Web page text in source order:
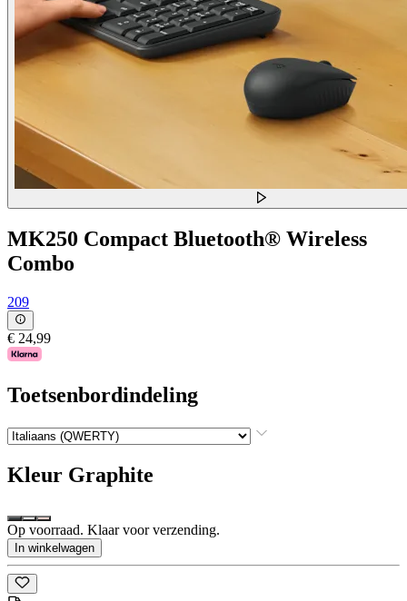
MK250 Compact Bluetooth® Wireless
Combo
209
€ 24,99
Toetsenbordindeling
Kleur Graphite
Op voorraad. Klaar voor verzending.
In winkelwagen